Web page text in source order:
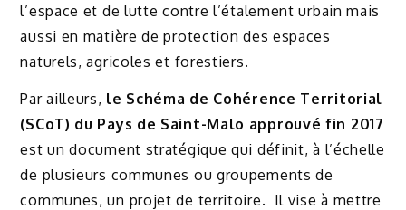
l’espace et de lutte contre l’étalement urbain mais
aussi en matière de protection des espaces
naturels, agricoles et forestiers.
Par ailleurs, le Schéma de Cohérence Territorial
(SCoT) du Pays de Saint-Malo approuvé fin 2017
est un document stratégique qui définit, à l’échelle
de plusieurs communes ou groupements de
communes, un projet de territoire. Il vise à mettre